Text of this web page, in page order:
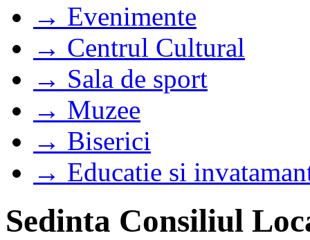
→ Evenimente
→ Centrul Cultural
→ Sala de sport
→ Muzee
→ Biserici
→ Educatie si
Sedinta Consiliul